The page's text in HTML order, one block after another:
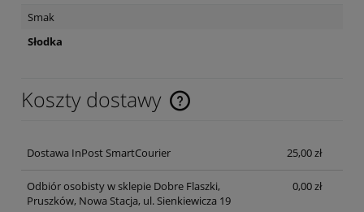
Smak
Słodka
Koszty dostawy
Cena nie zawiera ewentualnych kosztów płatności
Dostawa InPost SmartCourier 25,00 zł
Odbiór osobisty w sklepie Dobre Flaszki,
Pruszków, Nowa Stacja, ul. Sienkiewicza 19
0,00 zł